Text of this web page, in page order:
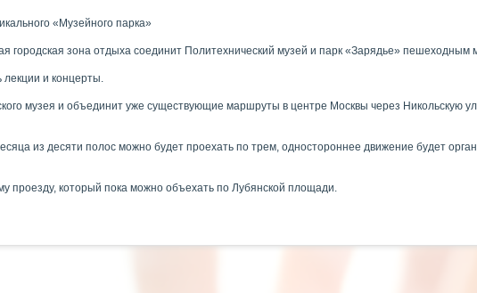
«Музейного парка»
городская зона отдыха соединит Политехнический музей и парк «Зарядье»
лекции и концерты.
музея и объединит уже существующие маршруты в центре Москвы через Никольскую
из десяти полос можно будет проехать по трем, одностороннее движение будет
проезду, который пока можно объехать по Лубянской площади.